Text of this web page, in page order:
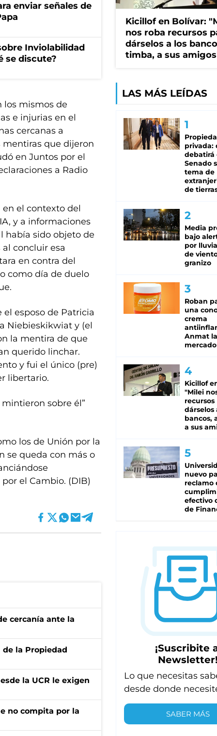
enviar señales de
Inviolabilidad
se discute?
los mismos de
e injurias en el
cercanas a
mentiras que dijeron
en Juntos por el
a Radio
el contexto del
y a informaciones
había sido objeto de
concluir esa
en contra del
como día de duelo
el esposo de Patricia
Niebieskikwiat y (el
la mentira de que
querido linchar.
y fui el único (pre)
libertario.
sobre él”
los de Unión por la
se queda con más o
el Cambio. (DIB)
cercanía ante la
la Propiedad
la UCR le exigen
no compita por la
Kicillof en Bolívar:
nos roba recursos
dárselos a los
timba, a sus
LAS MÁS LEÍDAS
privada:
debatirá
Senado
tema de
de
Media
bajo
por
de
granizo
Roban
una
crema
Anmat
mercado
Kicillof
"Milei
recursos
dárselos
bancos,
a sus
nuevo
reclamo
efectivo
de
¡Suscribite
Lo que necesitas
desde donde
SABER MÁS